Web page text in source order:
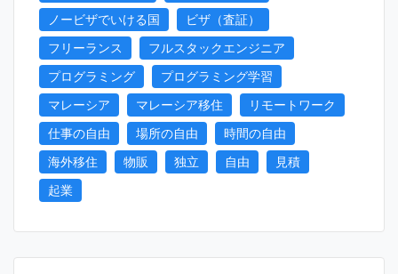
ノービザでいける国
ビザ（査証）
フリーランス
フルスタックエンジニア
プログラミング
プログラミング学習
マレーシア
マレーシア移住
リモートワーク
仕事の自由
場所の自由
時間の自由
海外移住
物販 独立 自由
見積
起業